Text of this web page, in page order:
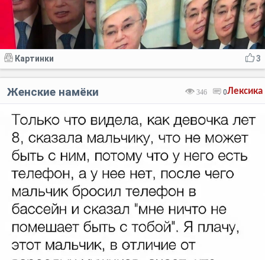
3
Картинки
Лексика
346 0
Женские намёки